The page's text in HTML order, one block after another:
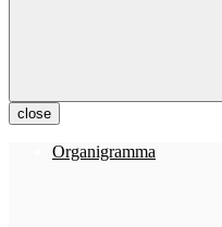
close
Organigramma